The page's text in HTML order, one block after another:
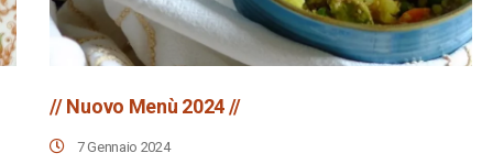
// Nuovo Menù 2024 //
7 Gennaio 2024